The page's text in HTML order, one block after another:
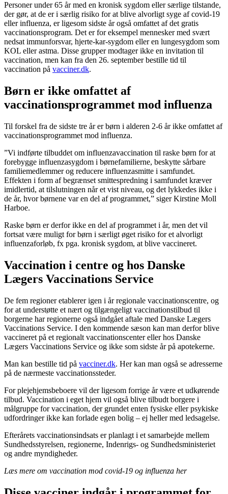
Personer under 65 år med en kronisk sygdom eller særlige tilstande,
der gør, at de er i særlig risiko for at blive alvorligt syge af covid-19
eller influenza, er ligesom sidste år også omfattet af det gratis
vaccinationsprogram. Det er for eksempel mennesker med svært
nedsat immunforsvar, hjerte-kar-sygdom eller en lungesygdom som
KOL eller astma. Disse grupper modtager ikke en invitation til
vaccination, men kan fra den 26. september bestille tid til
vaccination på vacciner.dk.
Børn er ikke omfattet af
vaccinationsprogrammet mod influenza
Til forskel fra de sidste tre år er børn i alderen 2-6 år ikke omfattet af
vaccinationsprogrammet mod influenza.
”Vi indførte tilbuddet om influenzavaccination til raske børn for at
forebygge influenzasygdom i børnefamilierne, beskytte sårbare
familiemedlemmer og reducere influenzasmitte i samfundet.
Effekten i form af begrænset smittespredning i samfundet kræver
imidlertid, at tilslutningen når et vist niveau, og det lykkedes ikke i
de år, hvor børnene var en del af programmet,” siger Kirstine Moll
Harboe.
Raske børn er derfor ikke en del af programmet i år, men det vil
fortsat være muligt for børn i særligt øget risiko for et alvorligt
influenzaforløb, fx pga. kronisk sygdom, at blive vaccineret.
Vaccination i centre og hos Danske
Lægers Vaccinations Service
De fem regioner etablerer igen i år regionale vaccinationscentre, og
for at understøtte et nært og tilgængeligt vaccinationstilbud til
borgerne har regionerne også indgået aftale med Danske Lægers
Vaccinations Service. I den kommende sæson kan man derfor blive
vaccineret på et regionalt vaccinationscenter eller hos Danske
Lægers Vaccinations Service og ikke som sidste år på apotekerne.
Man kan bestille tid på vacciner.dk. Her kan man også se adresserne
på de nærmeste vaccinationssteder.
For plejehjemsbeboere vil der ligesom forrige år være et udkørende
tilbud. Vaccination i eget hjem vil også blive tilbudt borgere i
målgruppe for vaccination, der grundet enten fysiske eller psykiske
udfordringer ikke kan forlade egen bolig – ej heller med ledsagelse.
Efterårets vaccinationsindsats er planlagt i et samarbejde mellem
Sundhedsstyrelsen, regionerne, Indenrigs- og Sundhedsministeriet
og andre myndigheder.
Læs mere om vaccination mod covid-19 og influenza her